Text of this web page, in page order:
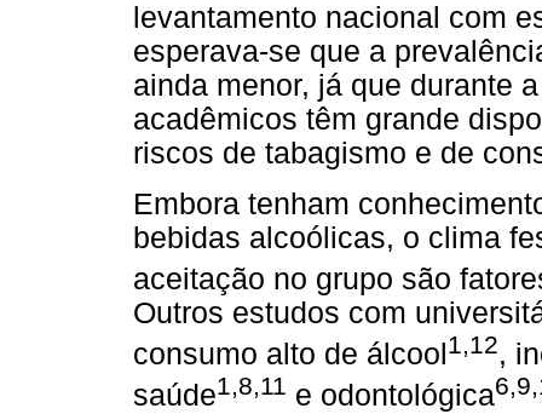
levantamento nacional com
esperava-se que a
ainda menor, já que durante
acadêmicos têm grande
riscos de tabagismo e de
Embora tenham
bebidas alcoólicas, o clima
aceitação no grupo são
Outros estudos com
consumo alto de álcool1,12,
saúde1,8,11 e odontológica